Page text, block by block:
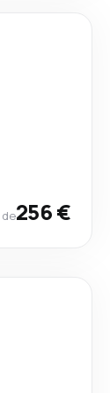
de256 €